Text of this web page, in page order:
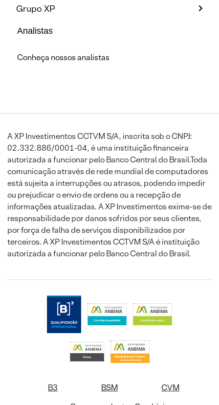
Grupo XP
Analistas
Conheça nossos analistas
A XP Investimentos CCTVM S/A, inscrita sob o CNPJ:
02.332.886/0001-04, é uma instituição financeira
autorizada a funcionar pelo Banco Central do Brasil.Toda
comunicação através de rede mundial de computadores
está sujeita a interrupções ou atrasos, podendo impedir
ou prejudicar o envio de ordens ou a recepção de
informações atualizadas. A XP Investimentos exime-se de
responsabilidade por danos sofridos por seus clientes,
por força de falha de serviços disponibilizados por
terceiros. A XP Investimentos CCTVM S/A é instituição
autorizada a funcionar pelo Banco Central do Brasil.
B3 BSM
CVM